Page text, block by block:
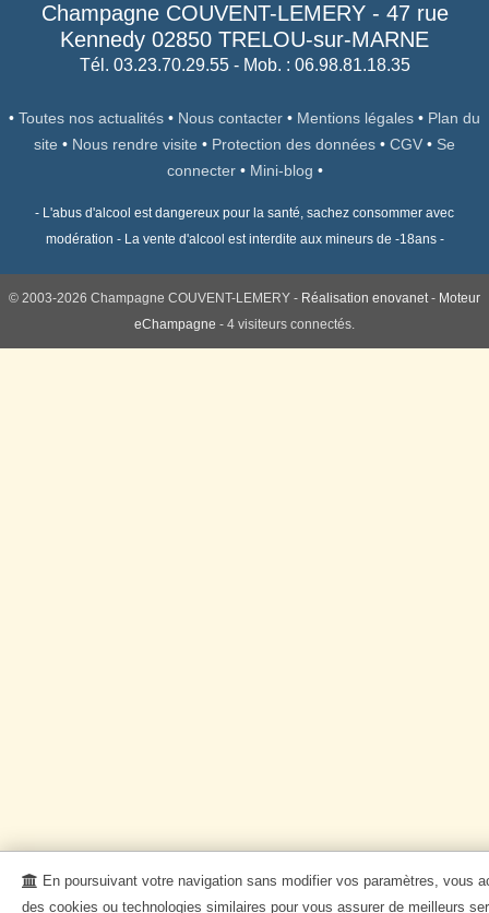
Champagne COUVENT-LEMERY - 47 rue
Kennedy 02850 TRELOU-sur-MARNE
Tél. 03.23.70.29.55 - Mob. : 06.98.81.18.35
• Toutes nos actualités • Nous contacter • Mentions légales • Plan du
site • Nous rendre visite • Protection des données • CGV • Se
connecter • Mini-blog •
- L'abus d'alcool est dangereux pour la santé, sachez consommer avec
modération - La vente d'alcool est interdite aux mineurs de -18ans -
© 2003-2026 Champagne COUVENT-LEMERY - Réalisation enovanet- Moteur
eChampagne - 4 visiteurs connectés.
En poursuivant votre navigation sans modifier vos paramètres, vous
des cookies ou technologies similaires pour vous assurer de meilleurs